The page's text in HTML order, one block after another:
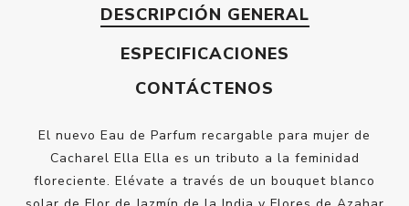
DESCRIPCIÓN GENERAL
ESPECIFICACIONES
CONTÁCTENOS
El nuevo Eau de Parfum recargable para mujer de
Cacharel Ella Ella es un tributo a la feminidad
floreciente. Elévate a través de un bouquet blanco